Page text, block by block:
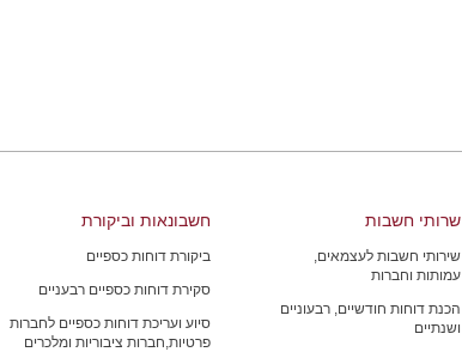
שרותי חשבות
שירותי חשבות לעצמאים,
עמותות וחברות
הכנת דוחות חודשיים, רבעוניים
ושנתיים
חשבונאות וביקורת
ביקורת דוחות כספיים
סקירת דוחות כספיים רבעניים
סיוע ועריכת דוחות כספיים לחברות
פרטיות,חברות ציבוריות ומלכרים